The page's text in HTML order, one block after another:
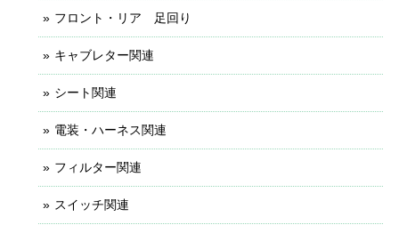
フロント・リア 足回り
キャブレター関連
シート関連
電装・ハーネス関連
フィルター関連
スイッチ関連